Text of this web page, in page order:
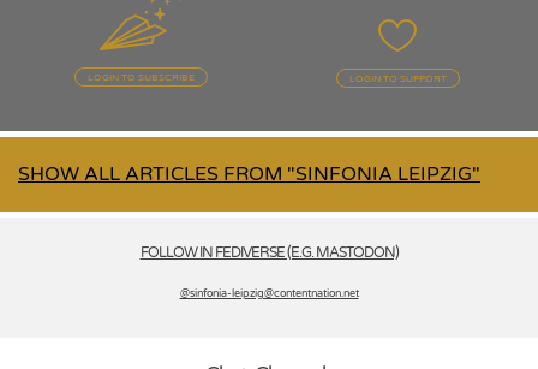
LOGIN TO SUBSCRIBE LOGIN TO SUPPORT
SHOW ALL ARTICLES FROM "SINFONIA LEIPZIG"
FOLLOW IN FEDIVERSE (E.G. MASTODON)
@sinfonia-leipzig­@contentnation.net